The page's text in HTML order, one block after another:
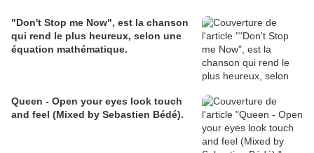
"Don't Stop me Now", est la chanson
qui rend le plus heureux, selon une
équation mathématique.
Queen - Open your eyes look touch
and feel (Mixed by Sebastien Bédé).